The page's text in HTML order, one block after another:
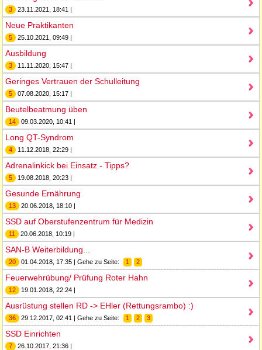
3 23.11.2021, 18:41 |
Neue Praktikanten
5 25.10.2021, 09:49 |
Ausbildung
3 11.11.2020, 15:47 |
Geringes Vertrauen der Schulleitung
5 07.08.2020, 15:17 |
Beutelbeatmung üben
14 09.03.2020, 10:41 |
Long QT-Syndrom
4 11.12.2018, 22:29 |
Adrenalinkick bei Einsatz - Tipps?
5 19.08.2018, 20:23 |
Gesunde Ernährung
13 20.06.2018, 18:10 |
SSD auf Oberstufenzentrum für Medizin
11 20.06.2018, 10:19 |
SAN-B Weiterbildung...
20 01.04.2018, 17:35 | Gehe zu Seite: 1 2
Feuerwehrübung/ Prüfung Roter Hahn
12 19.01.2018, 22:24 |
Ausrüstung stellen RD -> EHler (Rettungsrambo) :)
36 29.12.2017, 02:41 | Gehe zu Seite: 1 2 3
SSD Einrichten
7 26.10.2017, 21:36 |